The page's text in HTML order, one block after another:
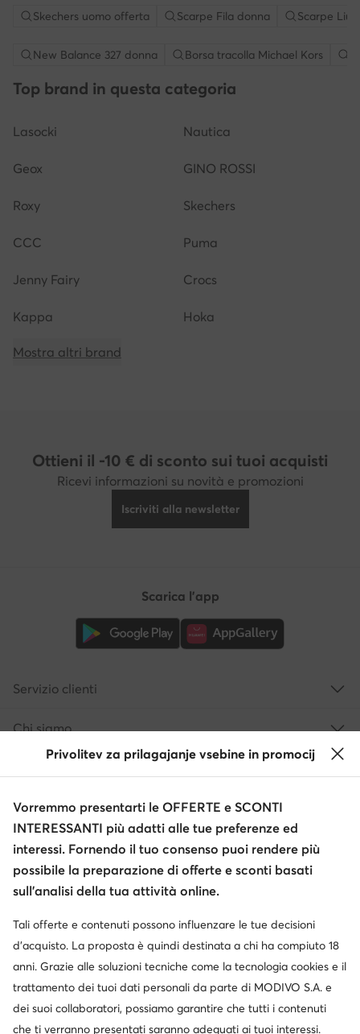
Skechers uomo offerta Scarpe Fila donna Scarpe Liu
New Balance 327 donna Borsa tracolla Michael Kors
Top brand in questa categoria
Lasocki Nautica
Geox GINO ROSSI
Roxy Skechers
CCC Puma
Jenny Fairy Crocs
Kappa Hoka
Mostra altri brand
Ottieni il -10 € di sconto sui tuoi acquisti
Ricevi informazioni su novità e promozioni
Iscriviti alla newsletter
Cambia paese: Italia (IT)
Scarica l'app
Servizio clienti
Chi siamo
© escarpe.it 2026
Modifica impostazioni
Privolitev za prilagajanje vsebine in promocij
Vorremmo presentarti le OFFERTE e SCONTI
INTERESSANTI più adatti alle tue preferenze ed
interessi. Fornendo il tuo consenso puoi rendere più
possibile la preparazione di offerte e sconti basati
sull’analisi della tua attività online.
Tali offerte e contenuti possono influenzare le tue decisioni
d’acquisto. La proposta è quindi destinata a chi ha compiuto 18
anni. Grazie alle soluzioni tecniche come la tecnologia cookies e il
trattamento dei tuoi dati personali da parte di MODIVO S.A. e
dei suoi collaboratori, possiamo garantire che tutti i contenuti
che ti verranno presentati saranno adeguati ai tuoi interessi.